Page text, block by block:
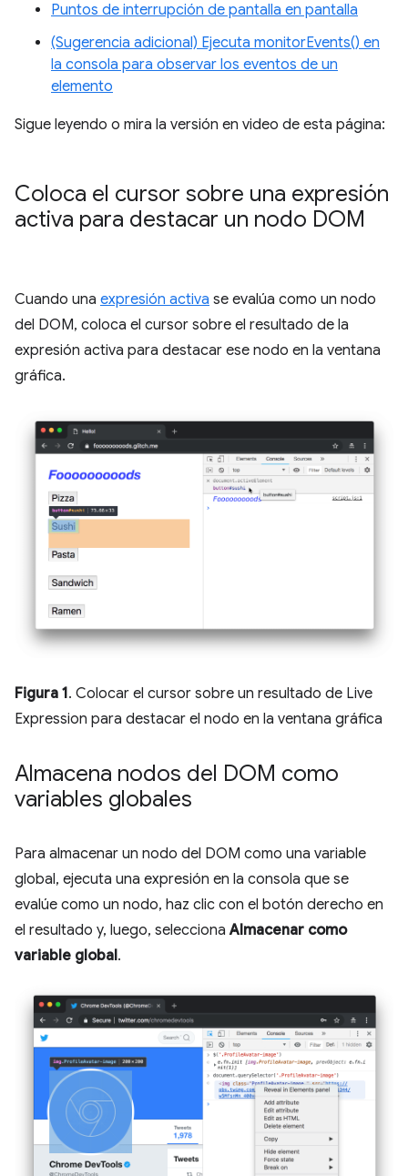
Puntos de interrupción de pantalla en pantalla
(Sugerencia adicional) Ejecuta monitorEvents() en
la consola para observar los eventos de un
elemento
Sigue leyendo o mira la versión en video de esta página:
Coloca el cursor sobre una expresión
activa para destacar un nodo DOM
Cuando una expresión activa se evalúa como un nodo
del DOM, coloca el cursor sobre el resultado de la
expresión activa para destacar ese nodo en la ventana
gráfica.
Figura 1. Colocar el cursor sobre un resultado de Live
Expression para destacar el nodo en la ventana gráfica
Almacena nodos del DOM como
variables globales
Para almacenar un nodo del DOM como una variable
global, ejecuta una expresión en la consola que se
evalúe como un nodo, haz clic con el botón derecho en
el resultado y, luego, seleccionaAlmacenar como
variable global.